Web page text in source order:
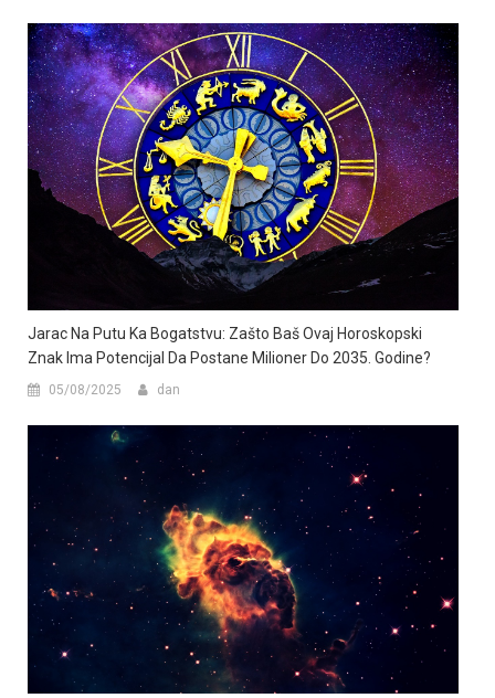
Jarac Na Putu Ka Bogatstvu: Zašto Baš Ovaj Horoskopski
Znak Ima Potencijal Da Postane Milioner Do 2035. Godine?
05/08/2025 dan